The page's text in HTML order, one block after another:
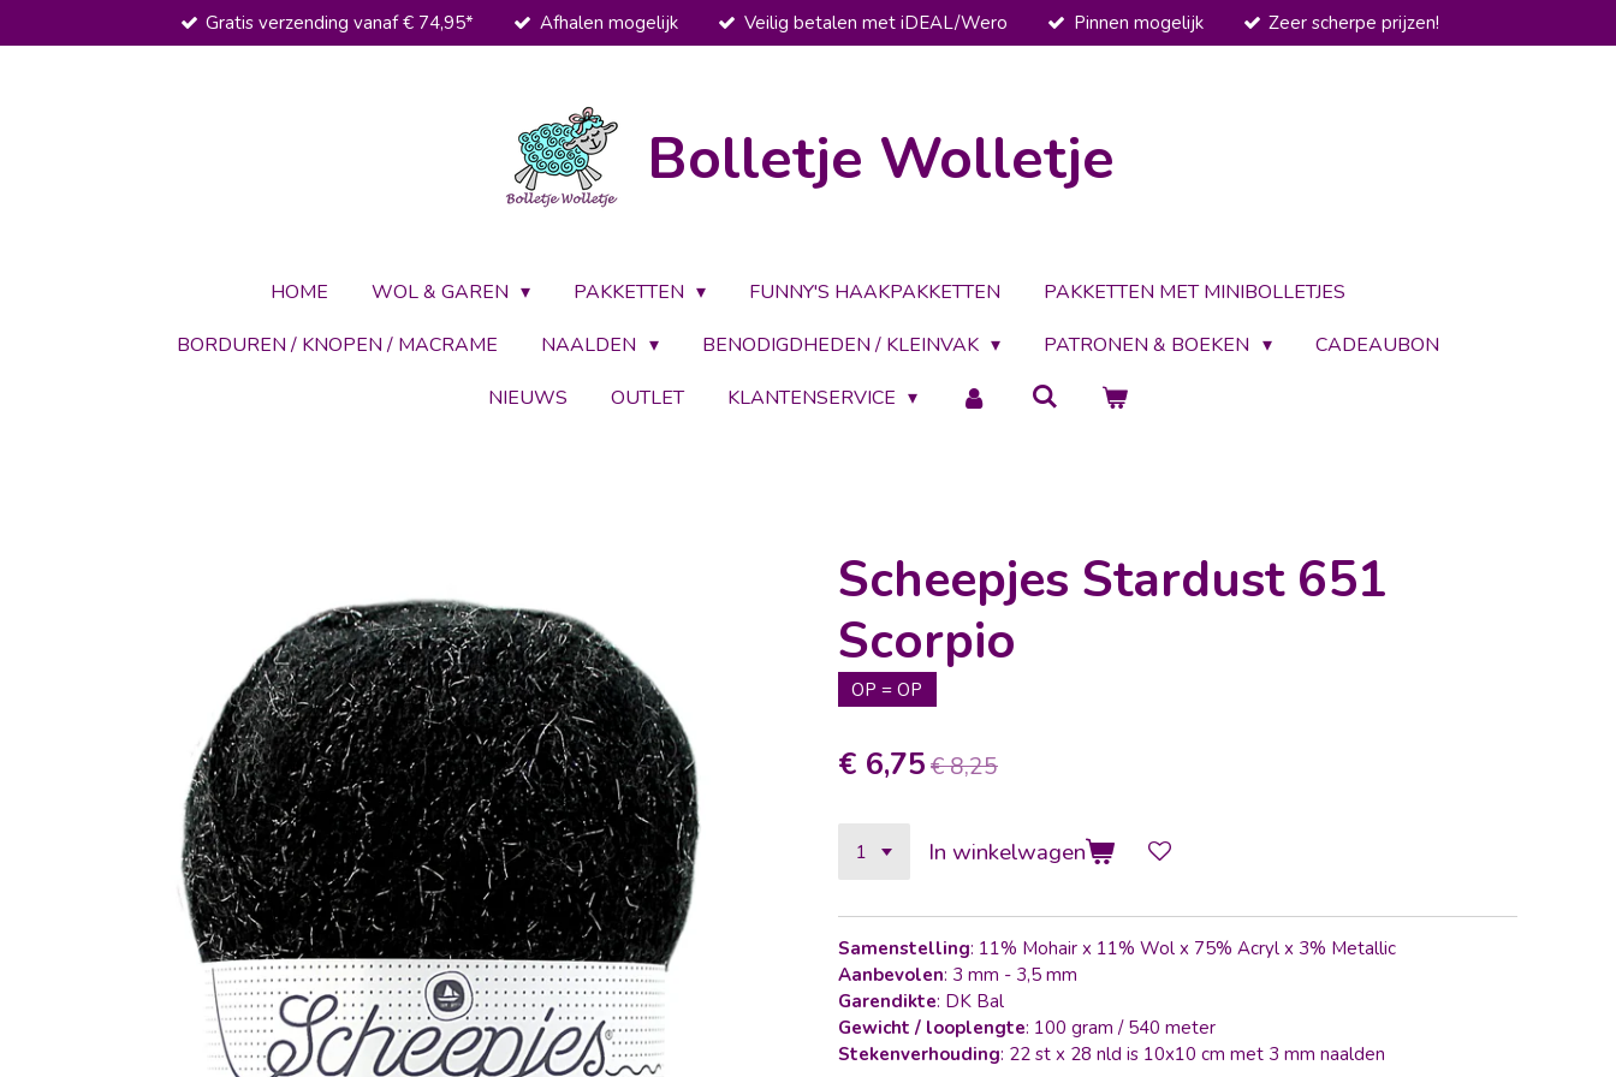
direct
Gratis verzending vanaf € 74,95* Afhalen mogelijk Veilig betalen met iDEAL/Wero Pinnen mogelijk Zeer scherpe prijzen!
Bolletje Wolletje
HOME WOL & GAREN PAKKETTEN FUNNY'S HAAKPAKKETTEN
PAKKETTEN MET MINIBOLLETJES
BORDUREN / KNOPEN / MACRAME
NAALDEN BENODIGDHEDEN / KLEINVAK PATRONEN & BOEKEN
CADEAUBON
NIEUWS
OUTLET KLANTENSERVICE
Scheepjes Stardust 651
Scorpio
OP = OP
€ 6,75€ 8,25
In winkelwagen
Samenstelling: 11% Mohair x 11% Wol x 75% Acryl x 3% Metallic
Aanbevolen: 3 mm - 3,5 mm
Garendikte: DK Bal
Gewicht / looplengte: 100 gram / 540 meter
Stekenverhouding: 22 st x 28 nld is 10x10 cm met 3 mm naalden